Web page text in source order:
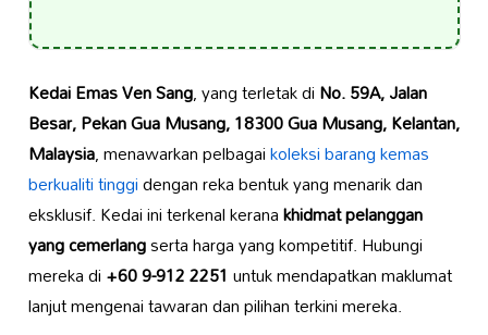
Kedai Emas Ven Sang, yang terletak diNo. 59A, Jalan
Besar, Pekan Gua Musang, 18300 Gua Musang, Kelantan,
Malaysia, menawarkan pelbagaikoleksi barang kemas
berkualiti tinggidengan reka bentuk yang menarik dan
eksklusif. Kedai ini terkenal keranakhidmat pelanggan
yang cemerlangserta harga yang kompetitif. Hubungi
mereka di+60 9-912 2251 untuk mendapatkan maklumat
lanjut mengenai tawaran dan pilihan terkini mereka.